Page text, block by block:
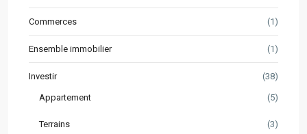
Commerces (1)
Ensemble immobilier (1)
Investir (38)
Appartement (5)
Terrains (3)